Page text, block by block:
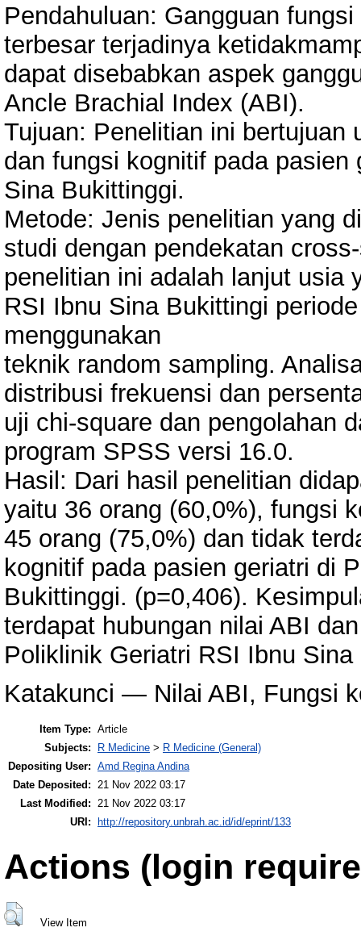
Pendahuluan: Gangguan
terbesar terjadinya
dapat disebabkan aspek
Ancle Brachial Index (ABI).
Tujuan: Penelitian ini bertujuan
dan fungsi kognitif pada
Sina Bukittinggi.
Metode: Jenis penelitian yang
studi dengan pendekatan
penelitian ini adalah lanjut usia
RSI Ibnu Sina Bukittingi
menggunakan
teknik random sampling.
distribusi frekuensi dan
uji chi-square dan pengolahan
program SPSS versi 16.0.
Hasil: Dari hasil penelitian
yaitu 36 orang (60,0%), fungsi
45 orang (75,0%) dan tidak
kognitif pada pasien geriatri di
Bukittinggi. (p=0,406).
terdapat hubungan nilai ABI
Poliklinik Geriatri RSI Ibnu
Katakunci — Nilai ABI, Fungsi
Item Type: Article
Subjects:
R Medicine > R Medicine (General)
Depositing User: Amd Regina Andina
Date Deposited: 21 Nov 2022 03:17
Last Modified: 21 Nov 2022 03:17
URI:
http://repository.unbrah.ac.id/id/eprint/133
Actions (login
View Item